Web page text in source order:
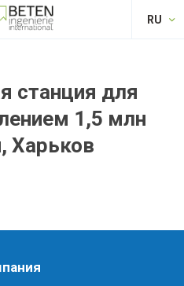
RU
станция для
1,5 млн
Харьков